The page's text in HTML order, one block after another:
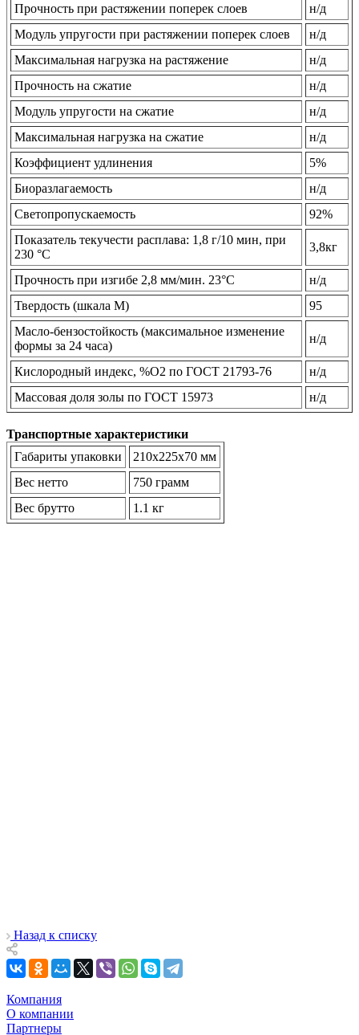
Прочность при растяжении поперек слоев
н/д
Модуль упругости при растяжении поперек слоев
н/д
Максимальная нагрузка на растяжение
н/д
Прочность на сжатие
н/д
Модуль упругости на сжатие
н/д
Максимальная нагрузка на сжатие
н/д
Коэффициент удлинения
5%
Биоразлагаемость
н/д
Светопропускаемость
92%
Показатель текучести расплава: 1,8 г/10 мин, при
230 °С
3,8кг
Прочность при изгибе 2,8 мм/мин. 23°C
н/д
Твердость (шкала М)
95
Масло-бензостойкость (максимальное изменение
формы за 24 часа)
н/д
Кислородный индекс, %O2 по ГОСТ 21793-76
н/д
Массовая доля золы по ГОСТ 15973
н/д
Транспортные характеристики
Габариты упаковки
210х225х70 мм
Вес нетто
750 грамм
Вес брутто
1.1 кг
Назад к списку
Компания
О компании
Партнеры